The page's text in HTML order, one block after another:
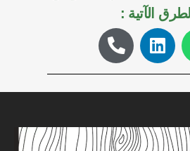
الطرق الآتية :